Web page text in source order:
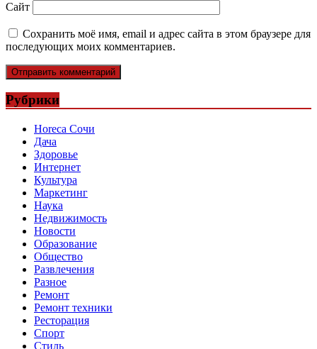
Сайт
Сохранить моё имя, email и адрес сайта в этом браузере для
последующих моих комментариев.
Рубрики
Horeca Сочи
Дача
Здоровье
Интернет
Культура
Маркетинг
Наука
Недвижимость
Новости
Образование
Общество
Развлечения
Разное
Ремонт
Ремонт техники
Ресторация
Спорт
Стиль